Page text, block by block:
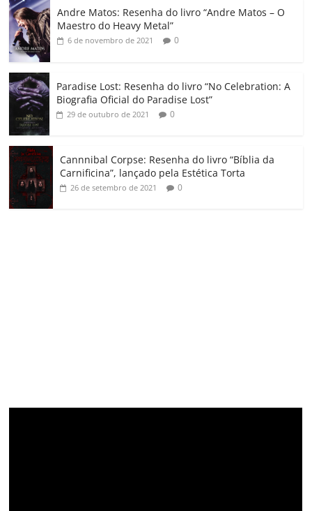
Andre Matos: Resenha do livro “Andre Matos – O
Maestro do Heavy Metal”
6 de novembro de 2021 0
Paradise Lost: Resenha do livro “No Celebration: A
Biografia Oficial do Paradise Lost”
29 de outubro de 2021 0
Cannnibal Corpse: Resenha do livro “Bíblia da
Carnificina”, lançado pela Estética Torta
26 de setembro de 2021 0